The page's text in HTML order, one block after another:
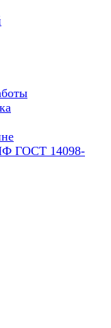
ГОСТ 14098-